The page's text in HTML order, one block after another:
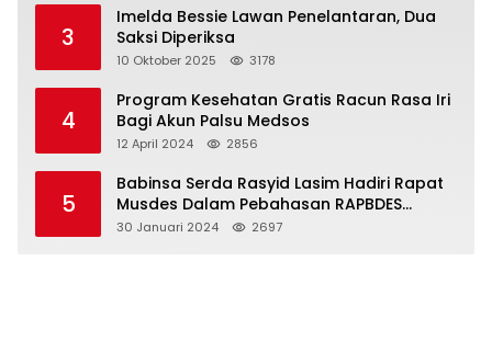
3
Imelda Bessie Lawan Penelantaran, Dua
Saksi Diperiksa
10 Oktober 2025 3178
4
Program Kesehatan Gratis Racun Rasa Iri
Bagi Akun Palsu Medsos
12 April 2024 2856
5
Babinsa Serda Rasyid Lasim Hadiri Rapat
Musdes Dalam Pebahasan RAPBDES
Bereliku 2024
30 Januari 2024 2697